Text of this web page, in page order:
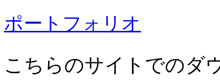
ポートフォリオ
こちらのサイトでのダ